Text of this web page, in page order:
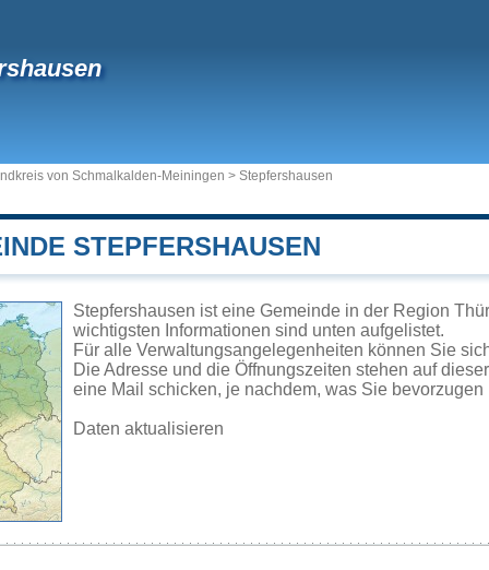
von Schmalkalden-Meiningen > Stepfershausen
STEPFERSHAUSEN
Stepfershausen ist eine Gemeinde in der Region
wichtigsten Informationen sind unten aufgelistet.
Für alle Verwaltungsangelegenheiten können Sie
Die Adresse und die Öffnungszeiten stehen auf
eine Mail schicken, je nachdem, was Sie
Daten aktualisieren